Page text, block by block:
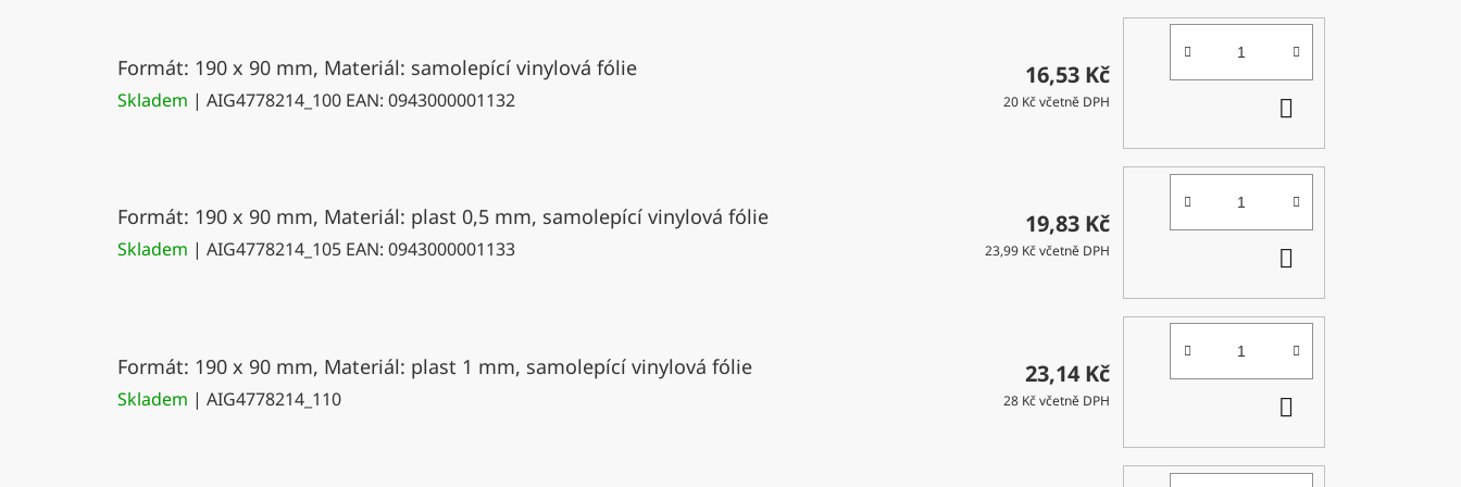
Formát: 190 x 90 mm, Materiál: samolepící vinylová fólie
Skladem | AIG4778214_100 EAN: 0943000001132
16,53 Kč
20 Kč včetně DPH
KOŠÍKU
Formát: 190 x 90 mm, Materiál: plast 0,5 mm, samolepící vinylová fólie
Skladem | AIG4778214_105 EAN: 0943000001133
19,83 Kč
23,99 Kč včetně DPH
KOŠÍKU
Formát: 190 x 90 mm, Materiál: plast 1 mm, samolepící vinylová fólie
Skladem | AIG4778214_110
23,14 Kč
28 Kč včetně DPH
KOŠÍKU